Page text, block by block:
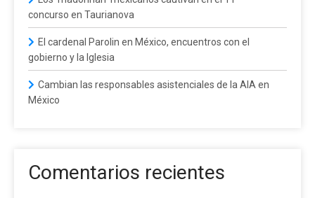
concurso en Taurianova
El cardenal Parolin en México, encuentros con el
gobierno y la Iglesia
Cambian las responsables asistenciales de la AIA en
México
Comentarios recientes